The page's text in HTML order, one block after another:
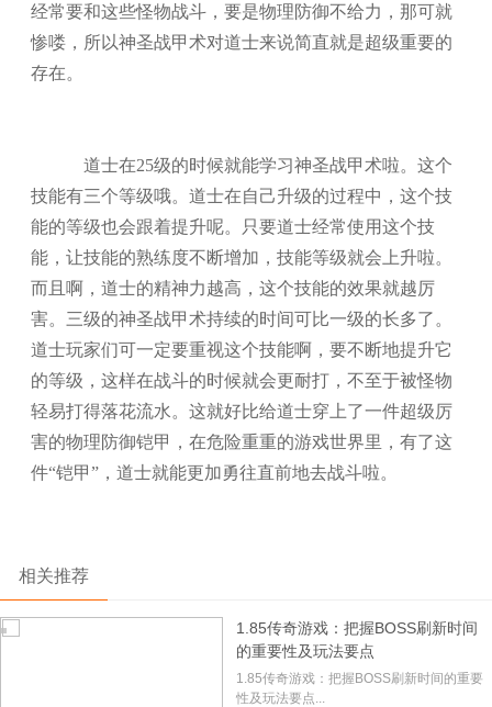
经常要和这些怪物战斗，要是物理防御不给力，那可就
惨喽，所以神圣战甲术对道士来说简直就是超级重要的
存在。
道士在25级的时候就能学习神圣战甲术啦。这个
技能有三个等级哦。道士在自己升级的过程中，这个技
能的等级也会跟着提升呢。只要道士经常使用这个技
能，让技能的熟练度不断增加，技能等级就会上升啦。
而且啊，道士的精神力越高，这个技能的效果就越厉
害。三级的神圣战甲术持续的时间可比一级的长多了。
道士玩家们可一定要重视这个技能啊，要不断地提升它
的等级，这样在战斗的时候就会更耐打，不至于被怪物
轻易打得落花流水。这就好比给道士穿上了一件超级厉
害的物理防御铠甲，在危险重重的游戏世界里，有了这
件“铠甲”，道士就能更加勇往直前地去战斗啦。
相关推荐
1.85传奇游戏：把握BOSS刷新时间
的重要性及玩法要点
1.85传奇游戏：把握BOSS刷新时间的重要
性及玩法要点...